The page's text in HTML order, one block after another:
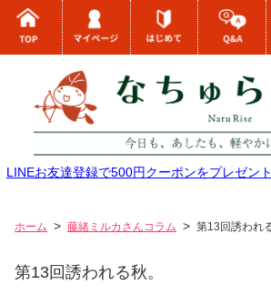
LINEお友達登録で500円クーポンをプレゼント
ホーム 藤緒ミルカさんコラム 第13回誘われ
第13回誘われる秋。